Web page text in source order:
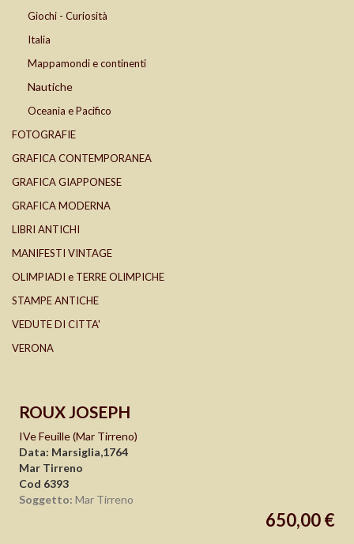
Giochi - Curiosità
Italia
Mappamondi e continenti
Nautiche
Oceania e Pacifico
FOTOGRAFIE
GRAFICA CONTEMPORANEA
GRAFICA GIAPPONESE
GRAFICA MODERNA
LIBRI ANTICHI
MANIFESTI VINTAGE
OLIMPIADI e TERRE OLIMPICHE
STAMPE ANTICHE
VEDUTE DI CITTA'
VERONA
ROUX JOSEPH
IVe Feuille (Mar Tirreno)
Data: Marsiglia,1764
Mar Tirreno
Cod 6393
Soggetto: Mar Tirreno
650,00 €